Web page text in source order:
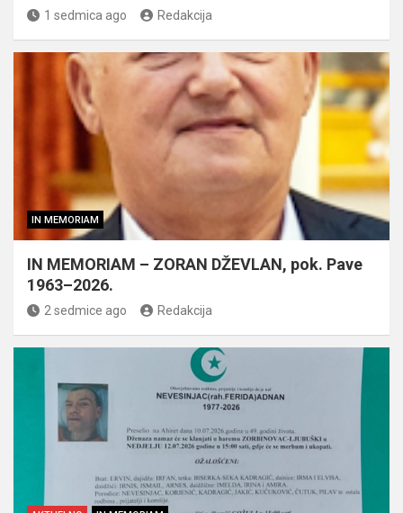
1 sedmica ago Redakcija
IN MEMORIAM
IN MEMORIAM – ZORAN DŽEVLAN, pok. Pave
1963–2026.
2 sedmice ago Redakcija